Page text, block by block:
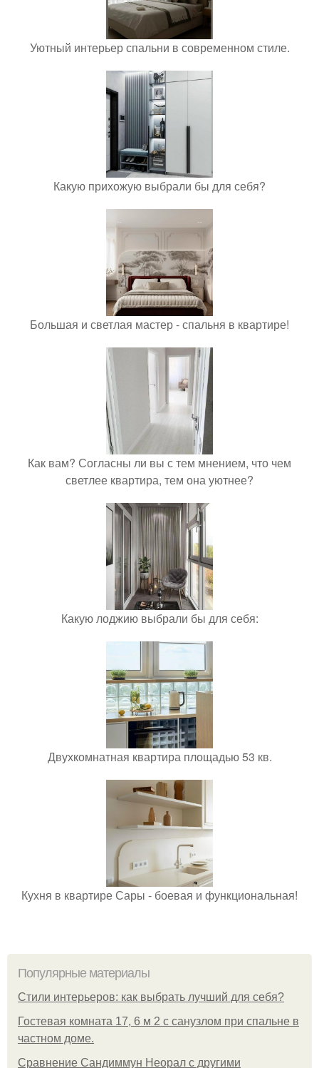
Уютный интерьер спальни в современном стиле.
Какую прихожую выбрали бы для себя?
Большая и светлая мастер - спальня в квартире!
Как вам? Согласны ли вы с тем мнением, что чем
светлее квартира, тем она уютнее?
Какую лоджию выбрали бы для себя:
Двухкомнатная квартира площадью 53 кв.
Кухня в квартире Сары - боевая и функциональная!
Популярные материалы
Стили интерьеров: как выбрать лучший для себя?
Гостевая комната 17, 6 м 2 с санузлом при спальне в
частном доме.
Сравнение Сандиммун Неорал с другими